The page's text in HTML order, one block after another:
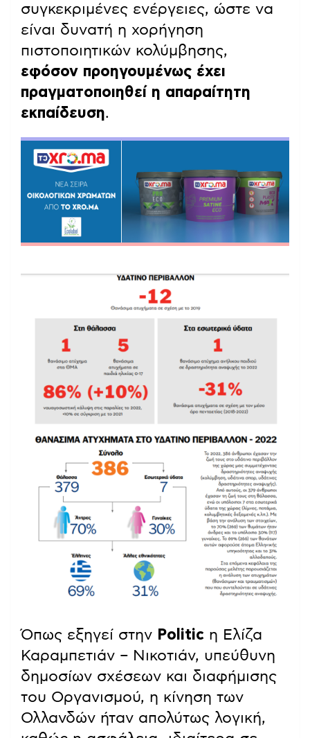
συγκεκριμένες ενέργειες, ώστε να
είναι δυνατή η χορήγηση
πιστοποιητικών κολύμβησης,
εφόσον προηγουμένως έχει
πραγματοποιηθεί η απαραίτητη
εκπαίδευση.
Όπως εξηγεί στην Politic η Ελίζα
Καραμπετιάν – Νικοτιάν, υπεύθυνη
δημοσίων σχέσεων και διαφήμισης
του Οργανισμού, η κίνηση των
Ολλανδών ήταν απολύτως λογική,